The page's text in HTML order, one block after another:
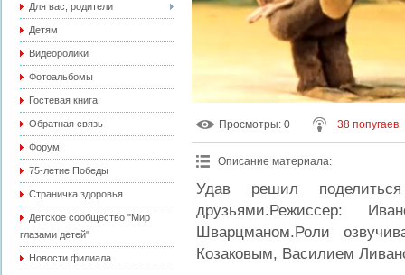
Для вас, родители
Детям
Видеоролики
Фотоальбомы
Гостевая книга
Обратная связь
Форум
75-летие Победы
Страничка здоровья
Детское сообщество "Мир
глазами детей"
Новости филиала
Просмотры: 0 38 попугаев
Описание материала:
Удав решил
друзьями.Режиссер:
Шварцманом.Роли
Козаковым, Василием